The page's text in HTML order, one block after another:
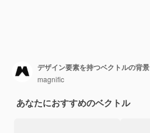
デザイン要素を持つベクトルの背景
magnific
あなたにおすすめのベクトル